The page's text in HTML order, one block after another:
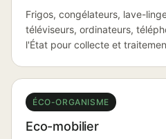
Frigos, congélateurs, lave-
téléviseurs, ordinateurs,
l'État pour collecte et
ÉCO-ORGANISME
Eco-mobilier